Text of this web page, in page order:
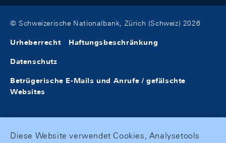
© Schweizerische Nationalbank, Zürich (Schweiz) 2026
Urheberrecht Haftungsbeschränkung
Datenschutz
Betrügerische E-Mails und Anrufe / gefälschte
Websites
Diese Website verwendet Cookies, Analysetools